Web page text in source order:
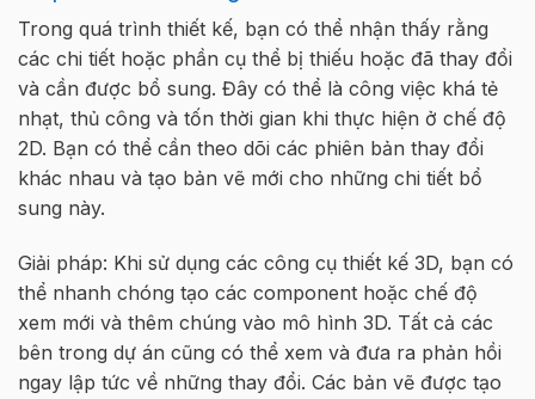
Trong quá trình thiết kế, bạn có thể nhận thấy rằng
các chi tiết hoặc phần cụ thể bị thiếu hoặc đã thay đổi
và cần được bổ sung. Đây có thể là công việc khá tẻ
nhạt, thủ công và tốn thời gian khi thực hiện ở chế độ
2D. Bạn có thể cần theo dõi các phiên bản thay đổi
khác nhau và tạo bản vẽ mới cho những chi tiết bổ
sung này.
Giải pháp: Khi sử dụng các công cụ thiết kế 3D, bạn có
thể nhanh chóng tạo các component hoặc chế độ
xem mới và thêm chúng vào mô hình 3D. Tất cả các
bên trong dự án cũng có thể xem và đưa ra phản hồi
ngay lập tức về những thay đổi. Các bản vẽ được tạo